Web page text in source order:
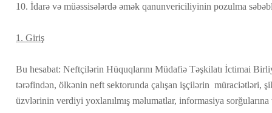
10. İdarə və müəssisələrdə əmək qanunvericiliyinin pozulma
1. Giriş
Bu hesabat: Neftçilərin Hüquqlarını Müdafiə Təşkilatı İctimai
tərəfindən, ölkənin neft sektorunda çalışan işçilərin müraciətləri,
üzvlərinin verdiyi yoxlanılmış məlumatlar, informasiya